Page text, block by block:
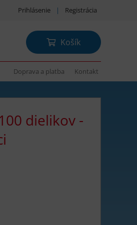
Prihlásenie | Registrácia
Košík
Doprava a platba Kontakt
dielikov -